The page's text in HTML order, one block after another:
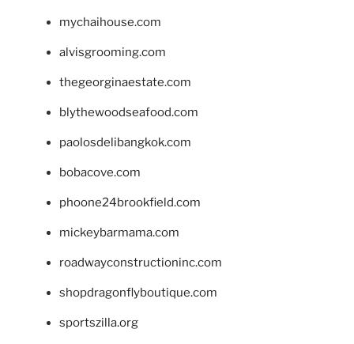
mychaihouse.com
alvisgrooming.com
thegeorginaestate.com
blythewoodseafood.com
paolosdelibangkok.com
bobacove.com
phoone24brookfield.com
mickeybarmama.com
roadwayconstructioninc.com
shopdragonflyboutique.com
sportszilla.org